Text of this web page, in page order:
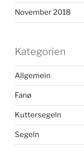
November 2018
Kategorien
Allgemein
Fanø
Kuttersegeln
Segeln